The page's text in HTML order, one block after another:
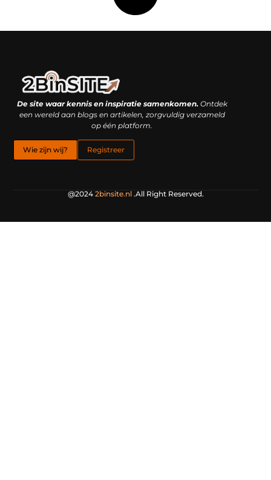
De site waar kennis en inspiratie samenkomen.Ontdek
een wereld aan blogs en artikelen, zorgvuldig verzameld
op één platform.
Wie zijn wij? Registreer
@2024 2binsite.nl.All Right Reserved.